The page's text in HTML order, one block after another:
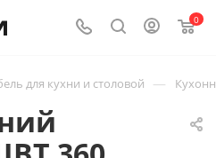
0
для кухни и столовой —